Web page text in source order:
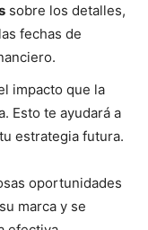
sobre los detalles,
fechas de
impacto que la
Esto te ayudará a
estrategia futura.
oportunidades
marca y se